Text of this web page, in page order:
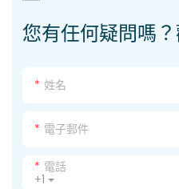
您有任何疑問嗎？
姓名
電子郵件
+1
電話